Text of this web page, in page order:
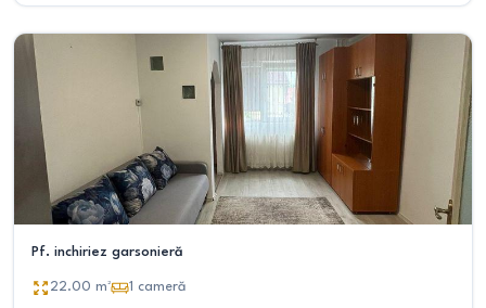
Pf. inchiriez garsonieră
22.00 m² 1 cameră